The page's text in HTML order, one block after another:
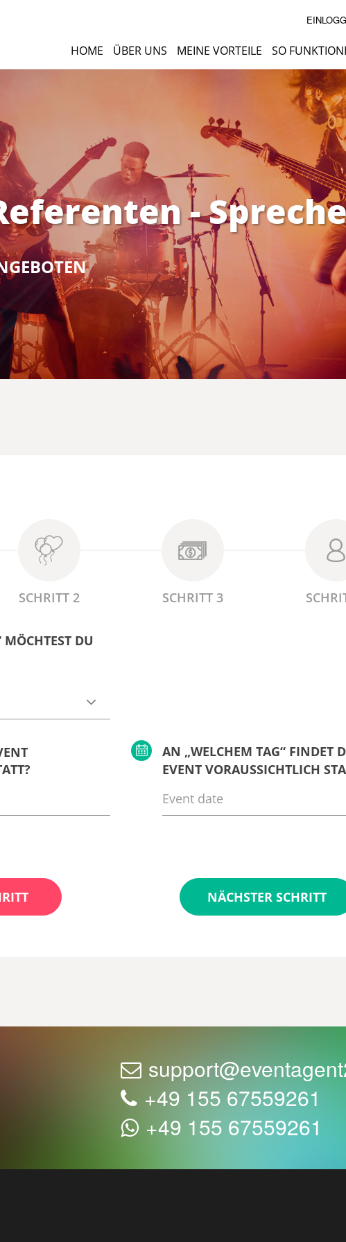
HOME ÜBER UNS MEINE VORTEILE SO
-
SCHRITT 2 SCHRITT 3
MÖCHTEST DU
AN „WELCHEM TAG“ FINDET
EVENT VORAUSSICHTLICH
NÄCHSTER SCHRITT
+49 155 67559261
+49 155 67559261